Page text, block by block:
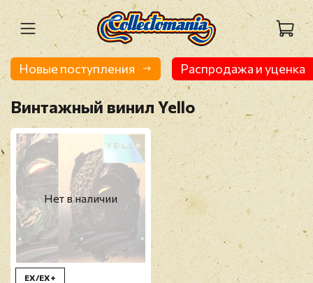
Новые поступления Распродажа и уценка
Винтажный винил Yello
Нет в наличии
EX/EX+